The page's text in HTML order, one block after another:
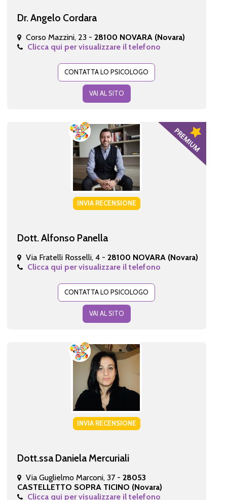
Dr. Angelo Cordara
Corso Mazzini, 23 - 28100 NOVARA (Novara)
Clicca qui per visualizzare il telefono
CONTATTA LO PSICOLOGO
VAI AL SITO
INVIA RECENSIONE
Dott. Alfonso Panella
Via Fratelli Rosselli, 4 - 28100 NOVARA (Novara)
Clicca qui per visualizzare il telefono
CONTATTA LO PSICOLOGO
VAI AL SITO
INVIA RECENSIONE
Dott.ssa Daniela Mercuriali
Via Guglielmo Marconi, 37 - 28053
CASTELLETTO SOPRA TICINO (Novara)
Clicca qui per visualizzare il telefono